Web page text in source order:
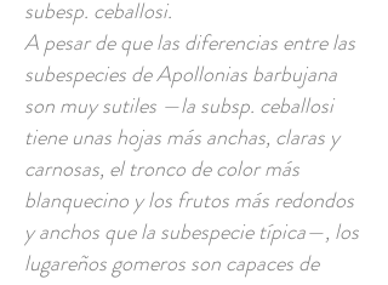
subesp. ceballosi.
A pesar de que las diferencias entre las
subespecies de Apollonias barbujana
son muy sutiles —la subsp. ceballosi
tiene unas hojas más anchas, claras y
carnosas, el tronco de color más
blanquecino y los frutos más redondos
y anchos que la subespecie típica—, los
lugareños gomeros son capaces de